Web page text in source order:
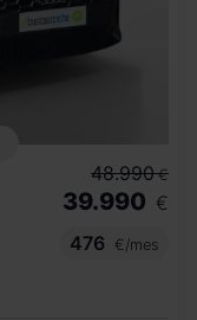
48.990 €
39.990 €
476
€/mes